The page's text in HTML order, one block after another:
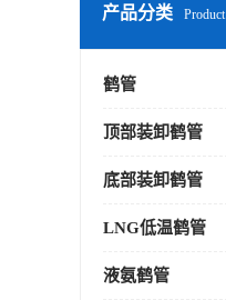
产品分类 Product
鹤管
顶部装卸鹤管
底部装卸鹤管
LNG低温鹤管
液氨鹤管